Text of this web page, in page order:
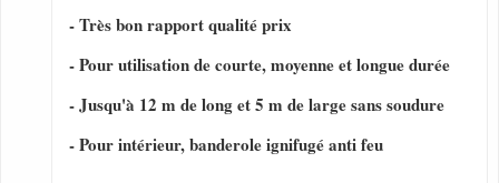
- Très bon rapport qualité prix
- Pour utilisation de courte, moyenne et longue durée
- Jusqu'à 12 m de long et 5 m de large sans soudure
- Pour intérieur, banderole ignifugé anti feu